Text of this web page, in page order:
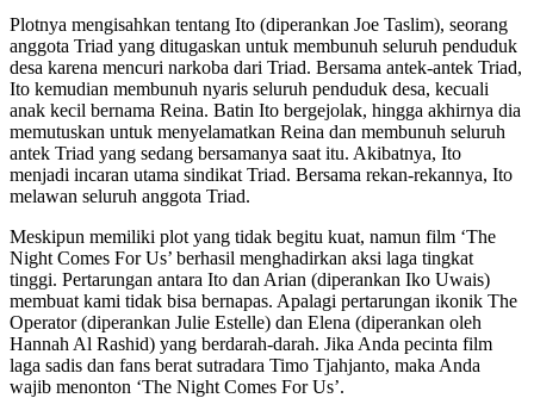
Plotnya mengisahkan tentang Ito (diperankan Joe Taslim), seorang
anggota Triad yang ditugaskan untuk membunuh seluruh penduduk
desa karena mencuri narkoba dari Triad. Bersama antek-antek Triad,
Ito kemudian membunuh nyaris seluruh penduduk desa, kecuali
anak kecil bernama Reina. Batin Ito bergejolak, hingga akhirnya dia
memutuskan untuk menyelamatkan Reina dan membunuh seluruh
antek Triad yang sedang bersamanya saat itu. Akibatnya, Ito
menjadi incaran utama sindikat Triad. Bersama rekan-rekannya, Ito
melawan seluruh anggota Triad.
Meskipun memiliki plot yang tidak begitu kuat, namun film ‘The
Night Comes For Us’ berhasil menghadirkan aksi laga tingkat
tinggi. Pertarungan antara Ito dan Arian (diperankan Iko Uwais)
membuat kami tidak bisa bernapas. Apalagi pertarungan ikonik The
Operator (diperankan Julie Estelle) dan Elena (diperankan oleh
Hannah Al Rashid) yang berdarah-darah. Jika Anda pecinta film
laga sadis dan fans berat sutradara Timo Tjahjanto, maka Anda
wajib menonton ‘The Night Comes For Us’.